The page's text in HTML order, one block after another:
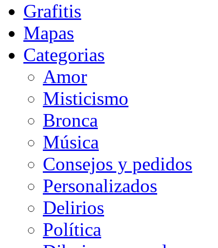
Grafitis
Mapas
Categorias
Amor
Misticismo
Bronca
Música
Consejos y pedidos
Personalizados
Delirios
Política